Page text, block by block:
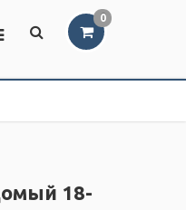
0
18-